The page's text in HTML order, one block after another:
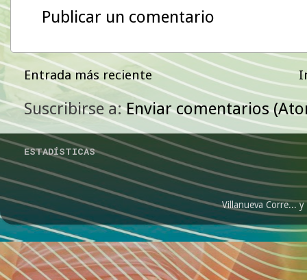
Publicar un comentario
Entrada más reciente
Suscribirse a:Enviar comentarios
ESTADÍSTICAS
Villanueva Corre...